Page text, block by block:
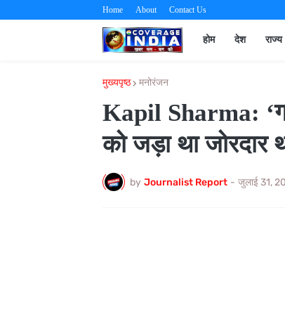
Home About Contact Us
होम देश राज्य
मुख्यपृष्ठ मनोरंजन
Kapil Sharma:
को जड़ा था जोरदार
by Journalist Report - जुलाई 31,